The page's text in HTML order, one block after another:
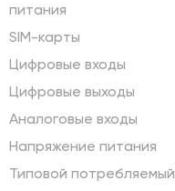
питания
SIM-карты
Цифровые входы
Цифровые выходы
Аналоговые входы
Напряжение питания
Типовой потребляемый